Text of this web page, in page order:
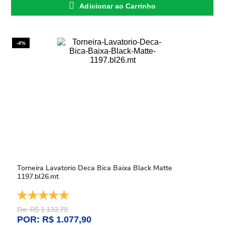
Adicionar ao Carrinho
-4%
Torneira Lavatorio Deca Bica Baixa Black Matte
1197.bl26.mt
De: R$ 1.132,79
POR: R$ 1.077,90